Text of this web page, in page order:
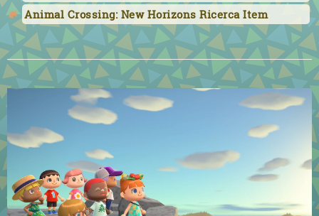
Animal Crossing: New Horizons Ricerca Item